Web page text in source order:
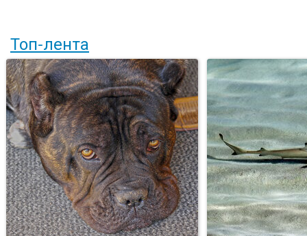
Топ-лента